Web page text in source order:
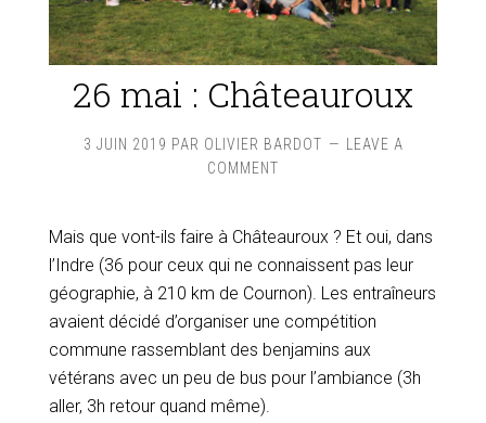
26 mai : Châteauroux
3 JUIN 2019 PAR OLIVIER BARDOT
LEAVE A
COMMENT
Mais que vont-ils faire à Châteauroux ? Et oui, dans
l’Indre (36 pour ceux qui ne connaissent pas leur
géographie, à 210 km de Cournon). Les entraîneurs
avaient décidé d’organiser une compétition
commune rassemblant des benjamins aux
vétérans avec un peu de bus pour l’ambiance (3h
aller, 3h retour quand même).